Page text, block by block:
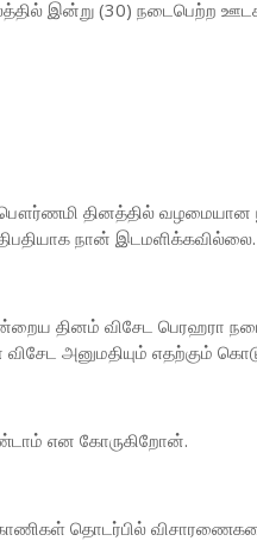
இன்று (30) நடைபெற்ற
பௌர்ணமி தினத்தில் வழமையான
நான் இடமளிக்கவில்லை.
தினம் விசேட பெரஹரா
அனுமதியும் எதற்கும்
என கோருகிறோன்.
தொடர்பில்